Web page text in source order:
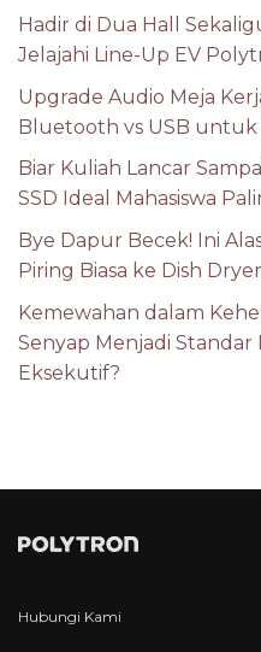
Hadir di Dua Hall
Jelajahi Line-Up EV
Upgrade Audio Meja
Bluetooth vs USB
Biar Kuliah Lancar
SSD Ideal Mahasiswa
Bye Dapur Becek! Ini
Piring Biasa ke Dish
Kemewahan dalam
Senyap Menjadi Standar
Eksekutif?
Hubungi Kami